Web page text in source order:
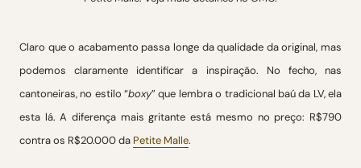
Claro que o acabamento passa longe da qualidade da original, mas
podemos claramente identificar a inspiração. No fecho, nas
cantoneiras, no estilo “boxy” que lembra o tradicional baú da LV, ela
esta lá. A diferença mais gritante está mesmo no preço: R$790
contra os R$20.000 da Petite Malle.